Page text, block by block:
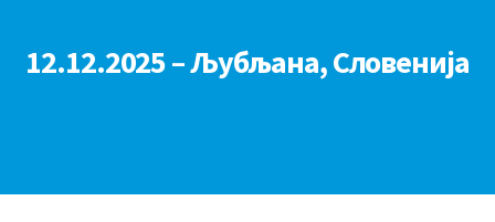
12.12.2025 – Љубљана, Словенија